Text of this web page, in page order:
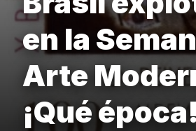
en la
Arte
¡Qué